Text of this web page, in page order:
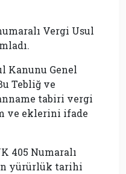
Vergi Usul
Kanunu Genel
Tebliğ ve
tabiri vergi
ve eklerini ifade
405 Numaralı
yürürlük tarihi